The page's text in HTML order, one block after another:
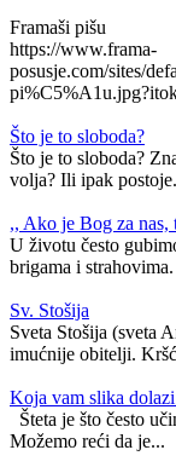
Framaši pišu
https://www.frama-
posusje.com/sites/
Što je to sloboda?
Što je to sloboda?
volja? Ili ipak
,, Ako je Bog za nas,
U životu često
brigama i
Sv. Stošija
Sveta Stošija (sveta
imućnije obitelji.
Koja vam slika
Šteta je što često
Možemo reći da je...